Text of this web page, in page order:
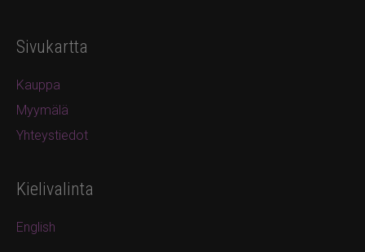
Sivukartta
Kauppa
Myymälä
Yhteystiedot
Kielivalinta
English